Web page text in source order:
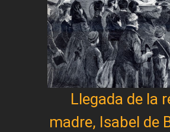
Llegada de la
madre, Isabel de